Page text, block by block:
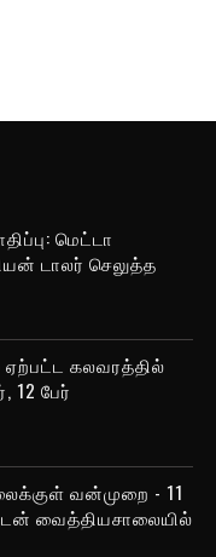
மெட்டா
டாலர் செலுத்த
ஏற்பட்ட கலவரத்தில்
12 பேர்
வன்முறை - 11
வைத்தியசாலையில்